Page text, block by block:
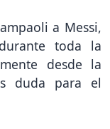
a Messi,
toda la
desde la
duda para el